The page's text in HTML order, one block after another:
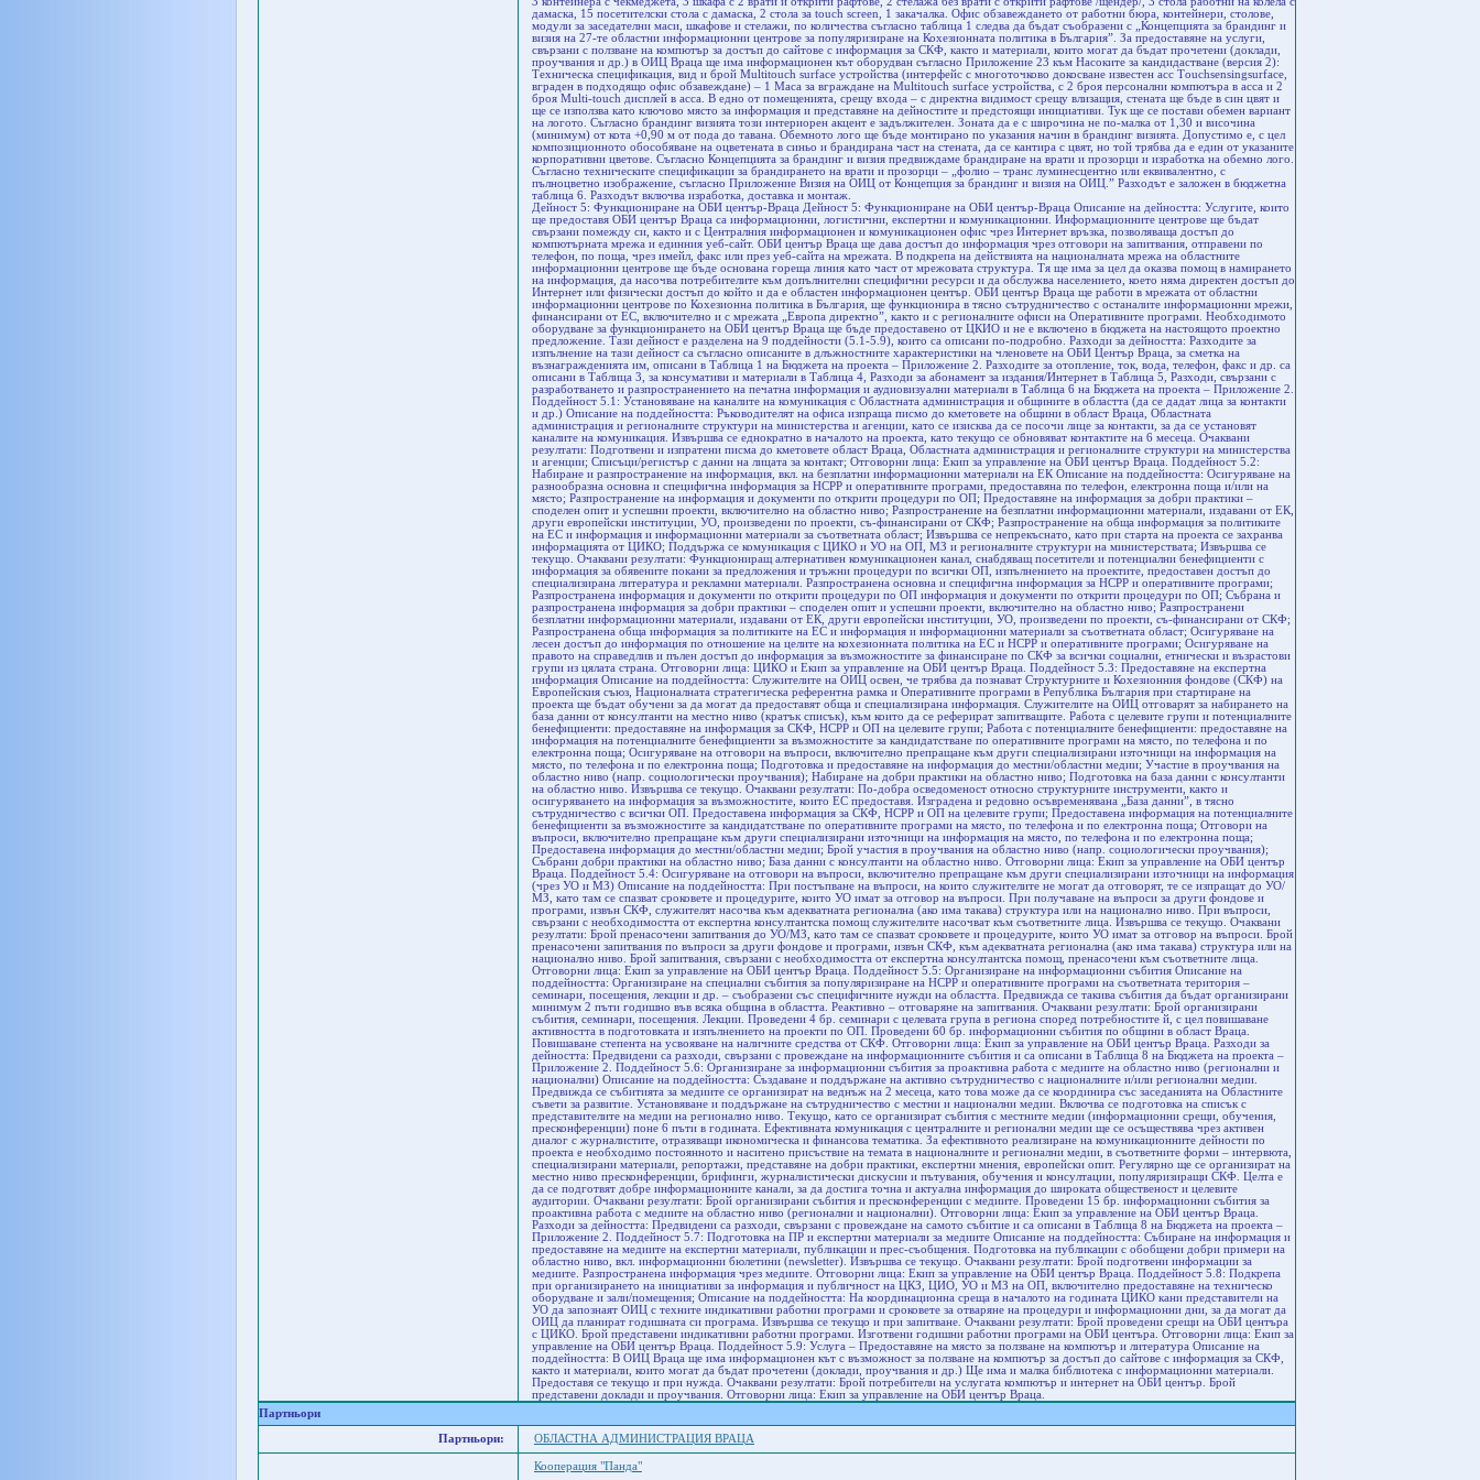
Дейност 5: Функциониране на ОБИ център-Враца Дейност 5: Функциониране на ОБИ център-Враца Описание на дейността: Услугите, които ще предоставя ОБИ център Враца са информационни, логистични, експертни и комуникационни. Информационните центрове ще бъдат свързани помежду си, както и с Централния информационен и комуникационен офис чрез Интернет връзка, позволяваща достъп до компютърната мрежа и единния уеб-сайт. ОБИ център Враца ще дава достъп до информация чрез отговори на запитвания, отправени по телефон, по поща, чрез имейл, факс или през уеб-сайта на мрежата. В подкрепа на действията на националната мрежа на областните информационни центрове ще бъде основана гореща линия като част от мрежовата структура. Тя ще има за цел да оказва помощ в намирането на информация, да насочва потребителите към допълнителни специфични ресурси и да обслужва населението, което няма директен достъп до Интернет или физически достъп до който и да е областен информационен център. ОБИ център Враца ще работи в мрежата от областни информационни центрове по Кохезионна политика в България, ще функционира в тясно сътрудничество с останалите информационни мрежи, финансирани от ЕС, включително и с мрежата „Европа директно”, както и с регионалните офиси на Оперативните програми. Необходимото оборудване за функционирането на ОБИ център Враца ще бъде предоставено от ЦКИО и не е включено в бюджета на настоящото проектно предложение. Тази дейност е разделена на 9 поддейности (5.1-5.9), които са описани по-подробно. Разходи за дейността: Разходите за изпълнение на тази дейност са съгласно описаните в длъжностните характеристики на членовете на ОБИ Център Враца, за сметка на възнагражденията им, описани в Таблица 1 на Бюджета на проекта – Приложение 2. Разходите за отопление, ток, вода, телефон, факс и др. са описани в Таблица 3, за консумативи и материали в Таблица 4, Разходи за абонамент за издания/Интернет в Таблица 5, Разходи, свързани с разработването и разпространението на печатна информация и аудиовизуални материали в Таблица 6 на Бюджета на проекта – Приложение 2. Поддейност 5.1: Установяване на каналите на комуникация с Областната администрация и общините в областта (да се дадат лица за контакти и др.) Описание на поддейността: Ръководителят на офиса изпраща писмо до кметовете на общини в област Враца, Областната администрация и регионалните структури на министерства и агенции, като се изисква да се посочи лице за контакти, за да се установят каналите на комуникация. Извършва се еднократно в началото на проекта, като текущо се обновяват контактите на 6 месеца. Очаквани резултати: Подготвени и изпратени писма до кметовете област Враца, Областната администрация и регионалните структури на министерства и агенции; Списъци/регистър с данни на лицата за контакт; Отговорни лица: Екип за управление на ОБИ център Враца. Поддейност 5.2: Набиране и разпространение на информация, вкл. на безплатни информационни материали на ЕК Описание на поддейността: Осигуряване на разнообразна основна и специфична информация за НСРР и оперативните програми, предоставяна по телефон, електронна поща и/или на място; Разпространение на информация и документи по открити процедури по ОП; Предоставяне на информация за добри практики – споделен опит и успешни проекти, включително на областно ниво; Разпространение на безплатни информационни материали, издавани от ЕК, други европейски институции, УО, произведени по проекти, съ-финансирани от СКФ; Разпространение на обща информация за политиките на ЕС и информация и информационни материали за съответната област; Извършва се непрекъснато, като при старта на проекта се захранва информацията от ЦИКО; Поддържа се комуникация с ЦИКО и УО на ОП, МЗ и регионалните структури на министерствата; Извършва се текущо. Очаквани резултати: Функциониращ алтернативен комуникационен канал, снабдяващ посетители и потенциални бенефициенти с информация за обявените покани за предложения и тръжни процедури по всички ОП, изпълнението на проектите, предоставен достъп до специализирана литература и рекламни материали. Разпространена основна и специфична информация за НСРР и оперативните програми; Разпространена информация и документи по открити процедури по ОП информация и документи по открити процедури по ОП; Събрана и разпространена информация за добри практики – споделен опит и успешни проекти, включително на областно ниво; Разпространени безплатни информационни материали, издавани от ЕК, други европейски институции, УО, произведени по проекти, съ-финансирани от СКФ; Разпространена обща информация за политиките на ЕС и информация и информационни материали за съответната област; Осигуряване на лесен достъп до информация по отношение на целите на кохезионната политика на ЕС и НСРР и оперативните програми; Осигуряване на правото на справедлив и пълен достъп до информация за възможностите за финансиране по СКФ за всички социални, етнически и възрастови групи из цялата страна. Отговорни лица: ЦИКО и Екип за управление на ОБИ център Враца. Поддейност 5.3: Предоставяне на експертна информация Описание на поддейността: Служителите на ОИЦ освен, че трябва да познават Структурните и Кохезионния фондове (СКФ) на Европейския съюз, Националната стратегическа референтна рамка и Оперативните програми в Република България при стартиране на проекта ще бъдат обучени за да могат да предоставят обща и специализирана информация. Служителите на ОИЦ отговарят за набирането на база данни от консултанти на местно ниво (кратък списък), към които да се реферират запитващите. Работа с целевите групи и потенциалните бенефициенти: предоставяне на информация за СКФ, НСРР и ОП на целевите групи; Работа с потенциалните бенефициенти: предоставяне на информация на потенциалните бенефициенти за възможностите за кандидатстване по оперативните програми на място, по телефона и по електронна поща; Осигуряване на отговори на въпроси, включително препращане към други специализирани източници на информация на място, по телефона и по електронна поща; Подготовка и предоставяне на информация до местни/областни медии; Участие в проучвания на областно ниво (напр. социологически проучвания); Набиране на добри практики на областно ниво; Подготовка на база данни с консултанти на областно ниво. Извършва се текущо. Очаквани резултати: По-добра осведоменост относно структурните инструменти, както и осигуряването на информация за възможностите, които ЕС предоставя. Изградена и редовно осъвременявана „База данни”, в тясно сътрудничество с всички ОП. Предоставена информация за СКФ, НСРР и ОП на целевите групи; Предоставена информация на потенциалните бенефициенти за възможностите за кандидатстване по оперативните програми на място, по телефона и по електронна поща; Отговори на въпроси, включително препращане към други специализирани източници на информация на място, по телефона и по електронна поща; Предоставена информация до местни/областни медии; Брой участия в проучвания на областно ниво (напр. социологически проучвания); Събрани добри практики на областно ниво; База данни с консултанти на областно ниво. Отговорни лица: Екип за управление на ОБИ център Враца. Поддейност 5.4: Осигуряване на отговори на въпроси, включително препращане към други специализирани източници на информация (чрез УО и МЗ) Описание на поддейността: При постъпване на въпроси, на които служителите не могат да отговорят, те се изпращат до УО/МЗ, като там се спазват сроковете и процедурите, които УО имат за отговор на въпроси. При получаване на въпроси за други фондове и програми, извън СКФ, служителят насочва към адекватната регионална (ако има такава) структура или на национално ниво. При въпроси, свързани с необходимостта от експертна консултантска помощ служителите насочват към съответните лица. Извършва се текущо. Очаквани резултати: Брой пренасочени запитвания до УО/МЗ, като там се спазват сроковете и процедурите, които УО имат за отговор на въпроси. Брой пренасочени запитвания по въпроси за други фондове и програми, извън СКФ, към адекватната регионална (ако има такава) структура или на национално ниво. Брой запитвания, свързани с необходимостта от експертна консултантска помощ, пренасочени към съответните лица. Отговорни лица: Екип за управление на ОБИ център Враца. Поддейност 5.5: Организиране на информационни събития Описание на поддейността: Организиране на специални събития за популяризиране на НСРР и оперативните програми на съответната територия – семинари, посещения, лекции и др. – съобразени със специфичните нужди на областта. Предвижда се такива събития да бъдат организирани минимум 2 пъти годишно във всяка община в областта. Реактивно – отговаряне на запитвания. Очаквани резултати: Брой организирани събития, семинари, посещения. Лекции. Проведени 4 бр. семинари с целевата група в региона според потребностите й, с цел повишаване активността в подготовката и изпълнението на проекти по ОП. Проведени 60 бр. информационни събития по общини в област Враца. Повишаване степента на усвояване на наличните средства от СКФ. Отговорни лица: Екип за управление на ОБИ център Враца. Разходи за дейността: Предвидени са разходи, свързани с провеждане на информационните събития и са описани в Таблица 8 на Бюджета на проекта – Приложение 2. Поддейност 5.6: Организиране за информационни събития за проактивна работа с медиите на областно ниво (регионални и национални) Описание на поддейността: Създаване и поддържане на активно сътрудничество с националните и/или регионални медии. Предвижда се събитията за медиите се организират на веднъж на 2 месеца, като това може да се координира със заседанията на Областните съвети за развитие. Установяване и поддържане на сътрудничество с местни и национални медии. Включва се подготовка на списък с представителите на медии на регионално ниво. Текущо, като се организират събития с местните медии (информационни срещи, обучения, пресконференции) поне 6 пъти в годината. Ефективната комуникация с централните и регионални медии ще се осъществява чрез активен диалог с журналистите, отразяващи икон
Партньори
Партньори: ОБЛАСТНА АДМИНИСТРАЦИЯ ВРАЦА
Кооперация "Панда"